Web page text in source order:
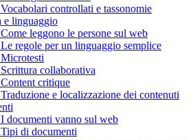
controllati e tassonomie
e linguaggio
leggono le persone sul web
regole per un linguaggio semplice
collaborativa
critique
e localizzazione dei contenuti
documenti vanno sul web
di documenti